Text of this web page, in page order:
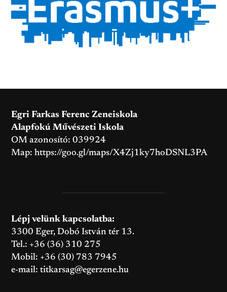
Egri Farkas Ferenc Zeneiskola
Alapfokú Művészeti Iskola
OM azonosító: 039924
Map:https://goo.gl/maps/X4Zj1ky7hoDSNL3PA
Lépj velünk kapcsolatba:
3300 Eger, Dobó István tér 13.
Tel.: +36 (36) 310 275
Mobil: +36 (30) 783 7945
e-mail:titkarsag@egerzene.hu